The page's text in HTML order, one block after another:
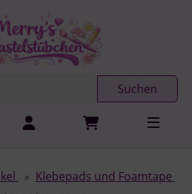
Suchen
Klebepads und Foamtape